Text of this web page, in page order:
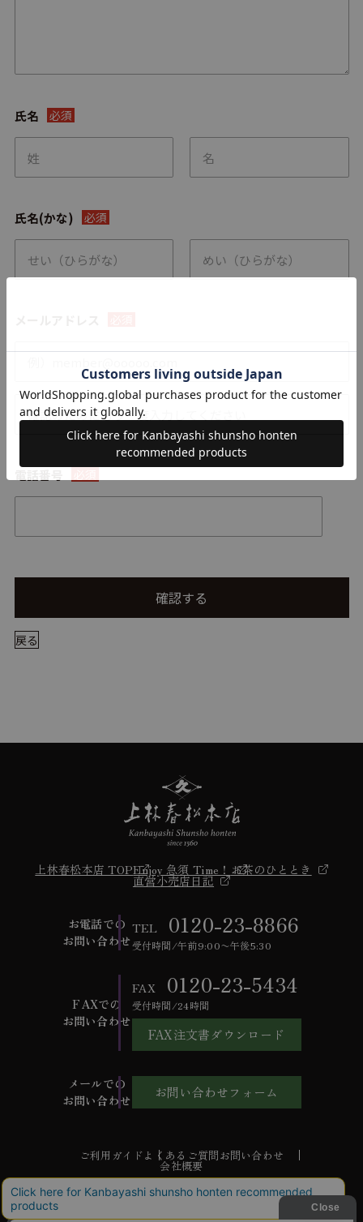
氏名 必須
氏名(かな) 必須
戻る
確認する
上林春松本店 TOPEnjoy 急須 Time！ お茶のひととき
直営小売店日記
お電話での
お問い合わせ
TEL 0120-23-8866
受付時間/午前9:00〜午後5:30
FAXでの
お問い合わせ
FAX 0120-23-5434
受付時間/24時間
FAX注文書ダウンロード
メールでの
お問い合わせ
お問い合わせフォーム
ご利用ガイド よくあるご質問お問い合わせ
会社概要
特定商取引法に基づく表記個人情報保護方針